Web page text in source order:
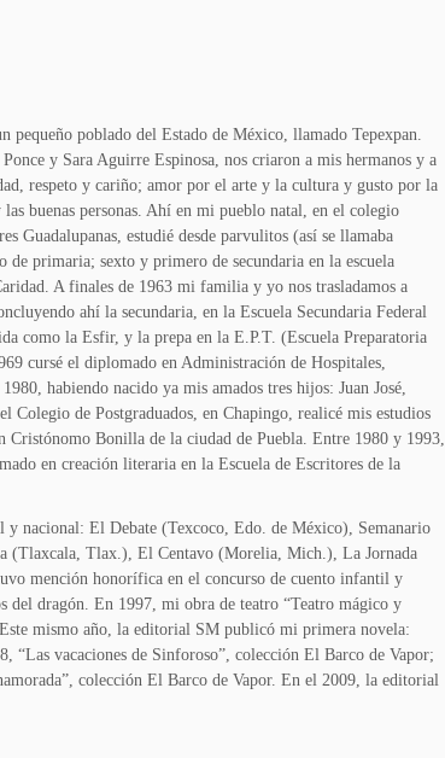
pequeño poblado del Estado de México, llamado Tepexpan.
y Sara Aguirre Espinosa, nos criaron a mis hermanos y a
respeto y cariño; amor por el arte y la cultura y gusto por la
buenas personas. Ahí en mi pueblo natal, en el colegio
Guadalupanas, estudié desde parvulitos (así se llamaba
de primaria; sexto y primero de secundaria en la escuela
A finales de 1963 mi familia y yo nos trasladamos a
ahí la secundaria, en la Escuela Secundaria Federal
como la Esfir, y la prepa en la E.P.T. (Escuela Preparatoria
cursé el diplomado en Administración de Hospitales,
habiendo nacido ya mis amados tres hijos: Juan José,
de Postgraduados, en Chapingo, realicé mis estudios
Cristónomo Bonilla de la ciudad de Puebla. Entre 1980 y 1993,
en creación literaria en la Escuela de Escritores de la
nacional: El Debate (Texcoco, Edo. de México), Semanario
(Tlaxcala, Tlax.), El Centavo (Morelia, Mich.), La Jornada
mención honorífica en el concurso de cuento infantil y
dragón. En 1997, mi obra de teatro “Teatro mágico y
mismo año, la editorial SM publicó mi primera novela:
“Las vacaciones de Sinforoso”, colección El Barco de Vapor;
colección El Barco de Vapor. En el 2009, la editorial